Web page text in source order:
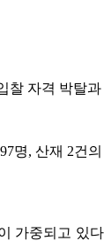
자격 박탈
, 산재 2건
가중되고 있